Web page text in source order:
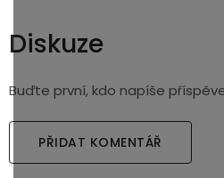
Diskuze
Buďte první, kdo napíše
PŘIDAT KOMENTÁŘ